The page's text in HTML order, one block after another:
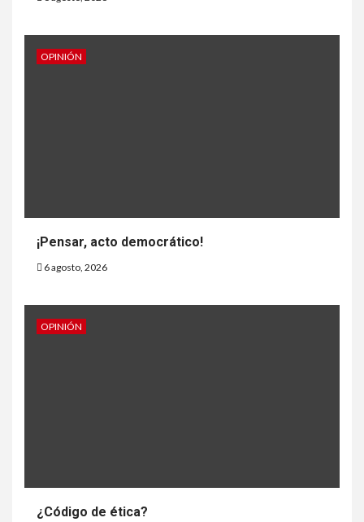
OPINIÓN
¡Pensar, acto democrático!
6 agosto, 2026
OPINIÓN
¿Código de ética?